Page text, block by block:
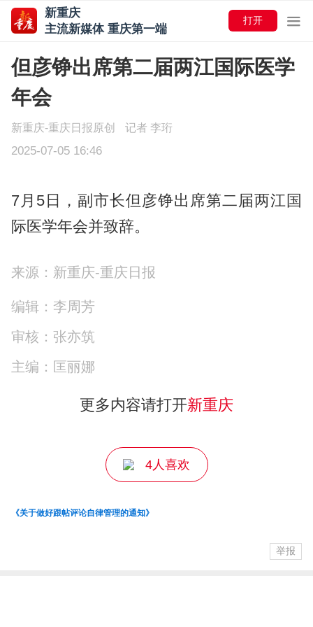
新重庆
主流新媒体 重庆第一端
打开
但彦铮出席第二届两江国际医学
年会
新重庆-重庆日报原创 记者 李珩
2025-07-05 16:46
7月5日，副市长但彦铮出席第二届两江国
际医学年会并致辞。
来源：新重庆-重庆日报
编辑：李周芳
审核：张亦筑
主编：匡丽娜
更多内容请打开新重庆
4人喜欢
《关于做好跟帖评论自律管理的通知》
举报